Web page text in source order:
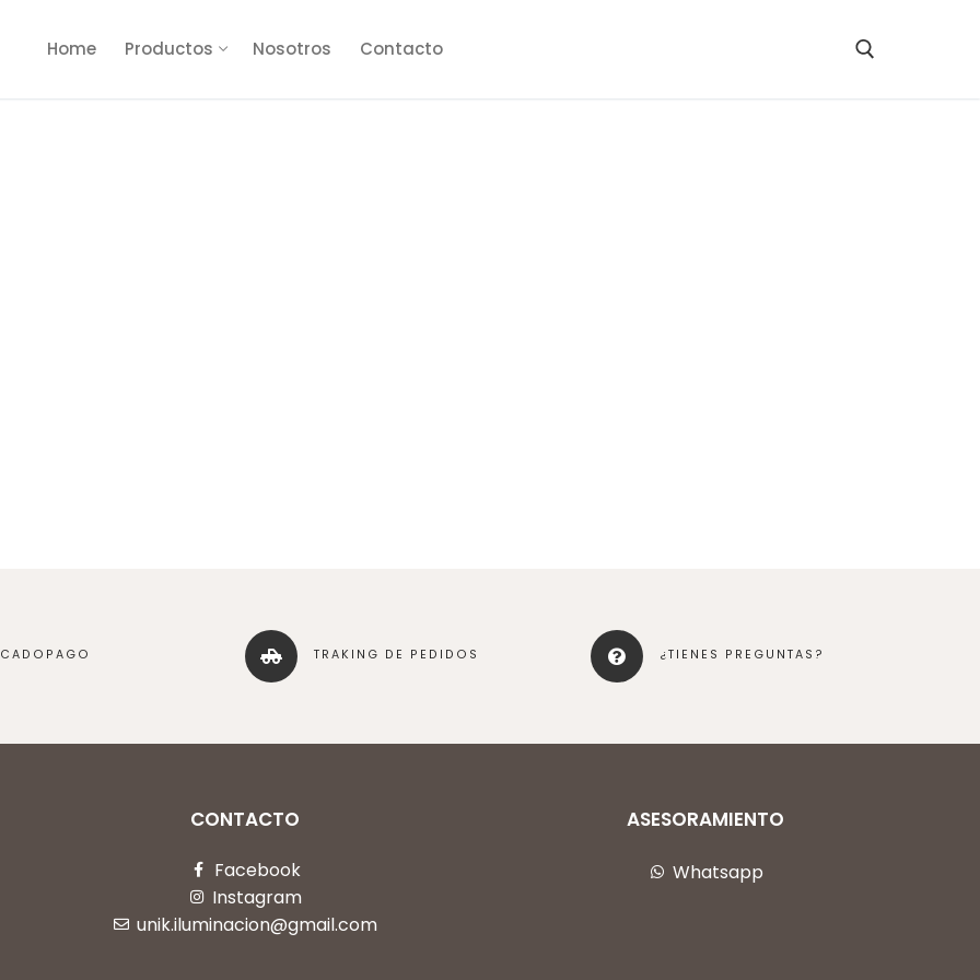
Home Productos Nosotros Contacto
TRAKING DE PEDIDOS ¿TIENES PREGUNTAS?
CONTACTO
Facebook
Instagram
unik.iluminacion@gmail.com
ASESORAMIENTO
Whatsapp